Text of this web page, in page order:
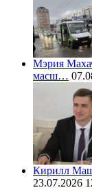
Мэрия
масш…
Кирилл
23.07.2026